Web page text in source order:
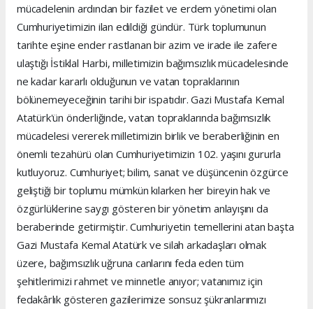
mücadelenin ardından bir fazilet ve erdem yönetimi olan
Cumhuriyetimizin ilan edildiği gündür. Türk toplumunun
tarihte eşine ender rastlanan bir azim ve irade ile zafere
ulaştığı İstiklal Harbi, milletimizin bağımsızlık mücadelesinde
ne kadar kararlı olduğunun ve vatan topraklarının
bölünemeyeceğinin tarihi bir ispatıdır. Gazi Mustafa Kemal
Atatürk'ün önderliğinde, vatan topraklarında bağımsızlık
mücadelesi vererek milletimizin birlik ve beraberliğinin en
önemli tezahürü olan Cumhuriyetimizin 102. yaşını gururla
kutluyoruz. Cumhuriyet; bilim, sanat ve düşüncenin özgürce
geliştiği bir toplumu mümkün kılarken her bireyin hak ve
özgürlüklerine saygı gösteren bir yönetim anlayışını da
beraberinde getirmiştir. Cumhuriyetin temellerini atan başta
Gazi Mustafa Kemal Atatürk ve silah arkadaşları olmak
üzere, bağımsızlık uğruna canlarını feda eden tüm
şehitlerimizi rahmet ve minnetle anıyor; vatanımız için
fedakârlık gösteren gazilerimize sonsuz şükranlarımızı